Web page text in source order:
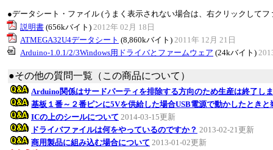
●データシート・ファイル (うまく表示されない場合は、右クリックして
説明書 (656kバイト) 2012年 02月 18日
ATMEGA32U4データシート (8,860kバイト) 2011年 12月 21日
Arduino-1.0.1/2/3Windows用ドライバとファームウェア (24kバイト)
●その他の質問一覧（この商品について）
Arduino関係はサードパーティを排除する方向のため生産は終了し
基板１番～２番ピンに5Vを供給した場合USB電源で動かしたとき
ICの上のシールについて 2014-03-15更新
ドライバファイルは何をやっているのですか？ 2013-02-21更新
商用製品に組み込む場合について 2013-01-02更新